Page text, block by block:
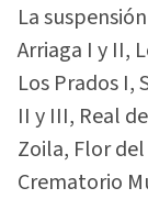
La
Arriaga I y II,
Los Prados I,
II y III, Real
Zoila, Flor
Crematorio